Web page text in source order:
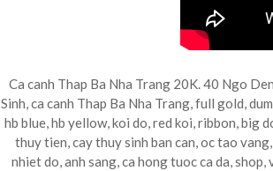
Ca canh Thap Ba Nha Trang 20K. 40 Ngo
Sinh, ca canh Thap Ba Nha Trang, full gold,
hb blue, hb yellow, koi do, red koi, ribbon, big
thuy tien, cay thuy sinh ban can, oc tao
nhiet do, anh sang, ca hong tuoc ca da,